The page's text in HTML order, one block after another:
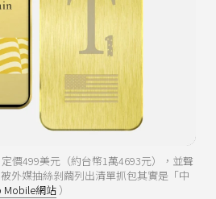
價499美元（約台幣1萬4693元），並聲
外媒抽絲剝繭列出清單抓包其實是「中
Mobile網站 ）